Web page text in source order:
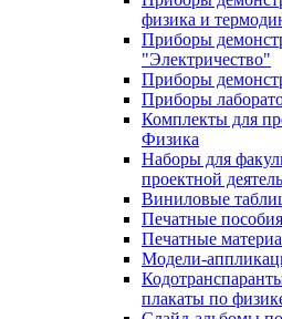
физика и
Приборы
"Электричество"
Приборы
Приборы
Комплекты для
Физика
Наборы для
проектной
Виниловые
Печатные
Печатные
Модели-
плакаты по